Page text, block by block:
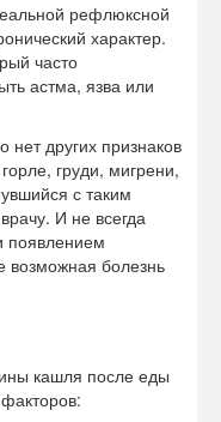
рефлюксной
характер.
часто
астма, язва или
других признаков
груди, мигрени,
с таким
И не всегда
появлением
возможная болезнь
кашля после еды